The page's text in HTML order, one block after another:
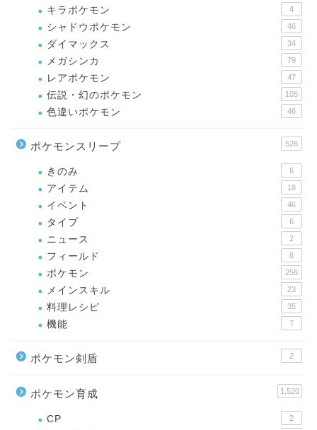
キラポケモン 4
シャドウポケモン 46
ダイマックス 34
メガシンカ 79
レアポケモン 47
伝説・幻のポケモン 105
色違いポケモン 46
ポケモンスリープ 526
きのみ 6
アイテム 18
イベント 46
タイプ 6
ニュース 2
フィールド 8
ポケモン 256
メインスキル 23
料理レシピ 35
機能 7
ポケモン剣盾 2
ポケモン育成 1,520
CP 2